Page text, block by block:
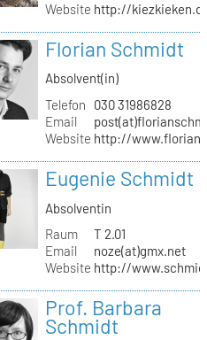
Website http://
Florian Schmidt
Absolvent(in)
Telefon
030 31986828
Email
Website http://
Eugenie Schmidt
Absolventin
Raum
T 2.01
Email
noze(at)gmx.net
Website http://
Prof. Barbara
Schmidt